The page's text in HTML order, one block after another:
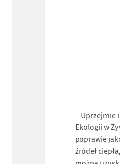
Uprzejmie
Ekologii w
poprawie
źródeł